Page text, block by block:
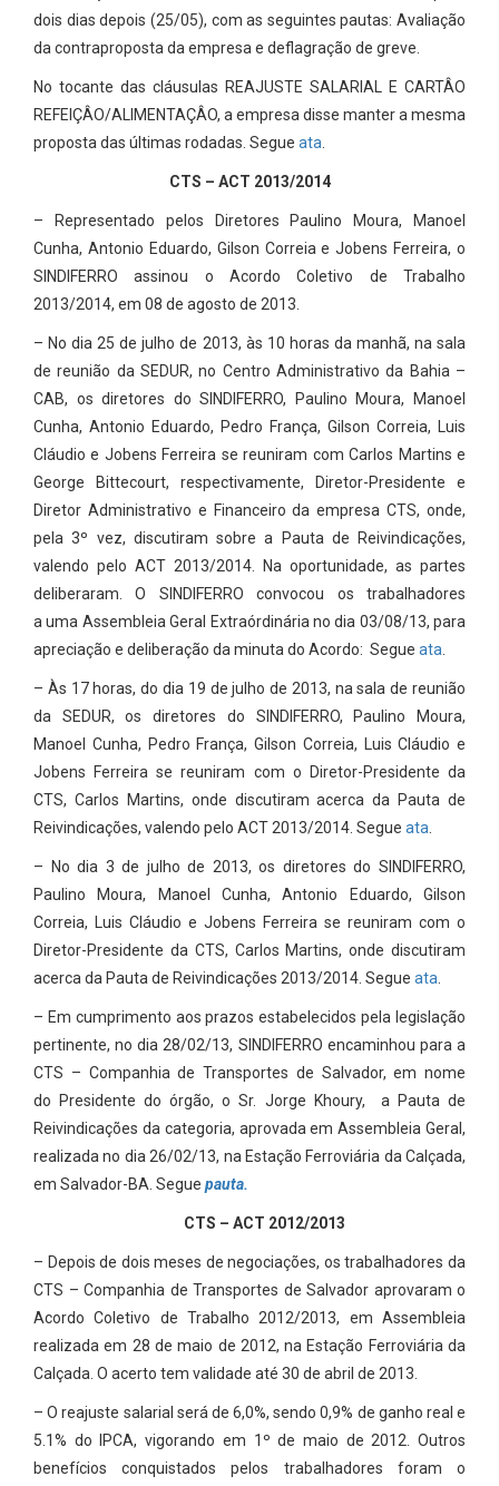
dois dias depois (25/05), com as seguintes pautas: Avaliação
da contraproposta da empresa e deflagração de greve.
No tocante das cláusulas REAJUSTE SALARIAL E CARTÂO
REFEIÇÂO/ALIMENTAÇÂO, a empresa disse manter a mesma
proposta das últimas rodadas. Segue ata
CTS – ACT 2013/2014
– Representado pelos Diretores Paulino Moura, Manoel
Cunha, Antonio Eduardo, Gilson Correia e Jobens Ferreira, o
SINDIFERRO assinou o Acordo Coletivo de Trabalho
2013/2014, em 08 de agosto de 2013.
– No dia 25 de julho de 2013, às 10 horas da manhã, na sala
de reunião da SEDUR, no Centro Administrativo da Bahia –
CAB, os diretores do SINDIFERRO, Paulino Moura, Manoel
Cunha, Antonio Eduardo, Pedro França, Gilson Correia, Luis
Cláudio e Jobens Ferreira se reuniram com Carlos Martins e
George Bittecourt, respectivamente, Diretor-Presidente e
Diretor Administrativo e Financeiro da empresa CTS, onde,
pela 3º vez, discutiram sobre a Pauta de Reivindicações,
valendo pelo ACT 2013/2014. Na oportunidade, as partes
deliberaram. O SINDIFERRO convocou os trabalhadores
a uma Assembleia Geral Extraórdinária no dia 03/08/13, para
apreciação e deliberação da minuta do Acordo: Segue ata
– Às 17 horas, do dia 19 de julho de 2013, na sala de reunião
da SEDUR, os diretores do SINDIFERRO, Paulino Moura,
Manoel Cunha, Pedro França, Gilson Correia, Luis Cláudio e
Jobens Ferreira se reuniram com o Diretor-Presidente da
CTS, Carlos Martins, onde discutiram acerca da Pauta de
Reivindicações, valendo pelo ACT 2013/2014. Segue ata
– No dia 3 de julho de 2013, os diretores do SINDIFERRO,
Paulino Moura, Manoel Cunha, Antonio Eduardo, Gilson
Correia, Luis Cláudio e Jobens Ferreira se reuniram com o
Diretor-Presidente da CTS, Carlos Martins, onde discutiram
acerca da Pauta de Reivindicações 2013/2014. Segue ata
– Em cumprimento aos prazos estabelecidos pela legislação
pertinente, no dia 28/02/13, SINDIFERRO encaminhou para a
CTS – Companhia de Transportes de Salvador, em nome
do Presidente do órgão, o Sr. Jorge Khoury, a Pauta de
Reivindicações da categoria, aprovada em Assembleia Geral,
realizada no dia 26/02/13, na Estação Ferroviária da Calçada,
em Salvador-BA. Segue pauta.
CTS – ACT 2012/2013
– Depois de dois meses de negociações, os trabalhadores da
CTS – Companhia de Transportes de Salvador aprovaram o
Acordo Coletivo de Trabalho 2012/2013, em Assembleia
realizada em 28 de maio de 2012, na Estação Ferroviária da
Calçada. O acerto tem validade até 30 de abril de 2013.
– O reajuste salarial será de 6,0%, sendo 0,9% de ganho real e
5.1% do IPCA, vigorando em 1º de maio de 2012. Outros
benefícios conquistados pelos trabalhadores foram o